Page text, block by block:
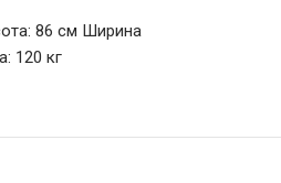
86 см Ширина
120 кг